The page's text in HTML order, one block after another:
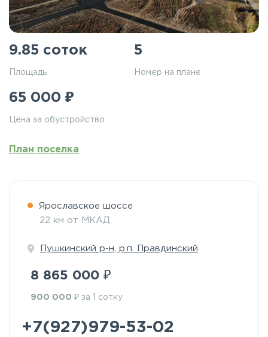
9.85 соток
Площадь
5
Номер на плане
65 000 ₽
Цена за обустройство
План поселка
Ярославское шоссе
22 км от МКАД
Пушкинский р-н, р.п. Правдинский
8 865 000 ₽
900 000 ₽ за 1 сотку
+7(927)979-53-02